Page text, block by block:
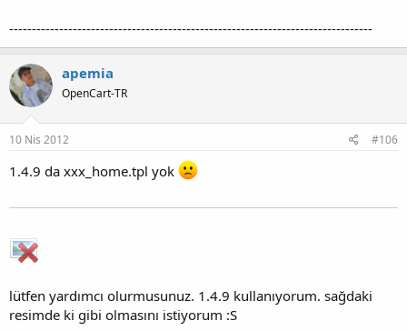
--------------------------------------------------------------------------------
apemia
OpenCart-TR
10 Nis 2012 #106
1.4.9 da xxx_home.tpl yok
lütfen yardımcı olurmusunuz. 1.4.9 kullanıyorum. sağdaki
resimde ki gibi olmasını istiyorum :S